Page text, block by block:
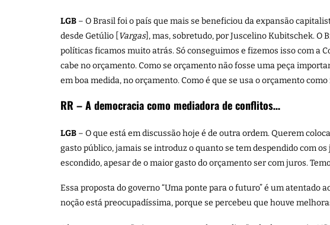
LGB – O Brasil foi o país que mais se beneficiou da expansão
desde Getúlio [ Vargas], mas, sobretudo, por Juscelino Kubitschek. O
políticas ficamos muito atrás. Só conseguimos e fizemos isso com a
cabe no orçamento. Como se orçamento não fosse uma peça
em boa medida, no orçamento. Como é que se usa o orçamento
RR – A democracia como mediadora de conflitos…
LGB – O que está em discussão hoje é de outra ordem. Querem
gasto público, jamais se introduz o quanto se tem despendido com
escondido, apesar de o maior gasto do orçamento ser com juros.
Essa proposta do governo “Uma ponte para o futuro” é um
noção está preocupadíssima, porque se percebeu que houve